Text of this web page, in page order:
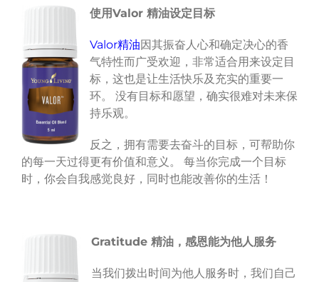
使用Valor 精油设定目标
Valor精油因其振奋人心和确定决心的香
气特性而广受欢迎，非常适合用来设定目
标，这也是让生活快乐及充实的重要一
环。 没有目标和愿望，确实很难对未来保
持乐观。
反之，拥有需要去奋斗的目标，可帮助你
的每一天过得更有价值和意义。 每当你完成一个目标
时，你会自我感觉良好，同时也能改善你的生活！
Gratitude 精油，感恩能为他人服务
当我们拨出时间为他人服务时，我们自己